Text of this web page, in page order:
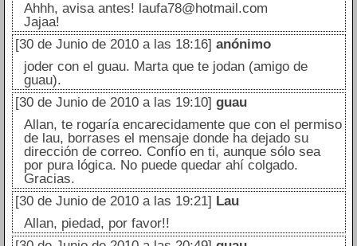
Ahhh, avisa antes! laufa78@hotmail.com
Jajaa!
[30 de Junio de 2010 a las 18:16] anónimo
joder con el guau. Marta que te jodan (amigo de
guau).
[30 de Junio de 2010 a las 19:10] guau
Allan, te rogaría encarecidamente que con el permiso
de lau, borrases el mensaje donde ha dejado su
dirección de correo. Confío en ti, aunque sólo sea
por pura lógica. No puede quedar ahí colgado.
Gracias.
[30 de Junio de 2010 a las 19:21] Lau
Allan, piedad, por favor!!